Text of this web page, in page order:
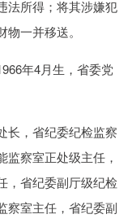
法所得；将其涉嫌犯
一并移送。
年4月生，省委党
，省纪委纪检监察
察室正处级主任，
，省纪委副厅级纪检
察室主任，省纪委副